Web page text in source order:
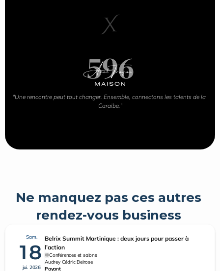
X
"Une rencontre peut tout changer. Ensemble, connectons les talents de la
Caraïbe."
Ne manquez pas ces autres
rendez-vous business
Sam.
18
jui. 2026
Belrix Summit Martinique : deux jours pour passer à
l’action
Conférences et salons
Audrey Cédric Belrose
Payant